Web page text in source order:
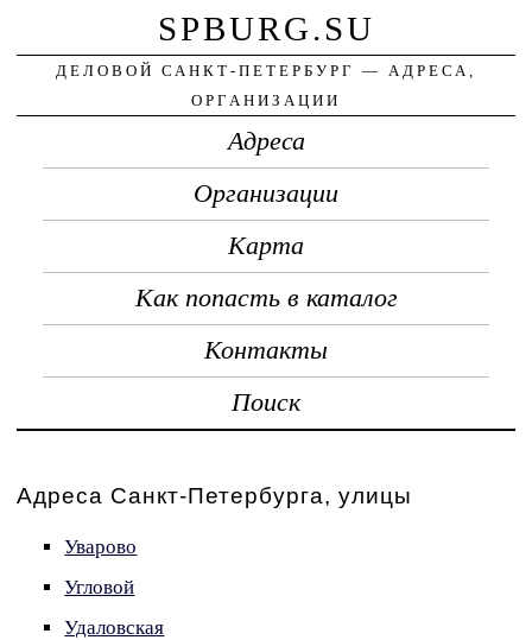
SPBURG.SU
ДЕЛОВОЙ САНКТ-ПЕТЕРБУРГ — АДРЕСА,
ОРГАНИЗАЦИИ
Адреса
Организации
Карта
Как попасть в каталог
Контакты
Поиск
Адреса Санкт-Петербурга, улицы
Уварово
Угловой
Удаловская